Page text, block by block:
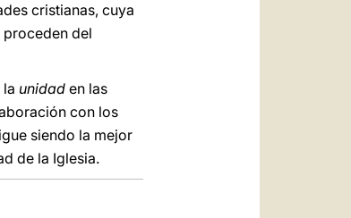
cristianas, cuya
del
unidad en las
con los
siendo la mejor
de la Iglesia.